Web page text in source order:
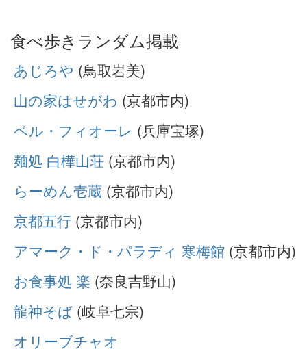
食べ歩きランダム掲載
あじろや (鳥取岩美)
山の家はせがわ (京都市内)
ベル・フィオーレ (兵庫宝塚)
麺処 白樺山荘 (京都市内)
らーめん壱蔵 (京都市内)
京都五行 (京都市内)
アマーク・ド・パラディ 寒梅館 (京都市内)
お食事処 楽 (奈良吉野山)
龍神そば (岐阜七宗)
オリーブチャオ